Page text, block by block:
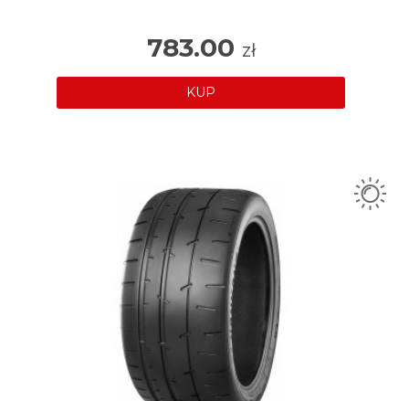
783.00 zł
KUP